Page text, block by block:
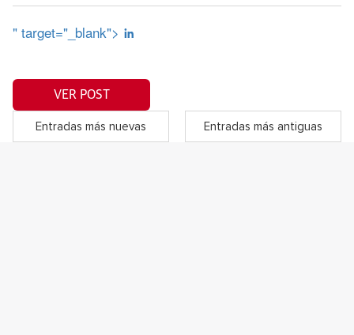
" target="_blank">
VER POST
Entradas más nuevas Entradas más antiguas